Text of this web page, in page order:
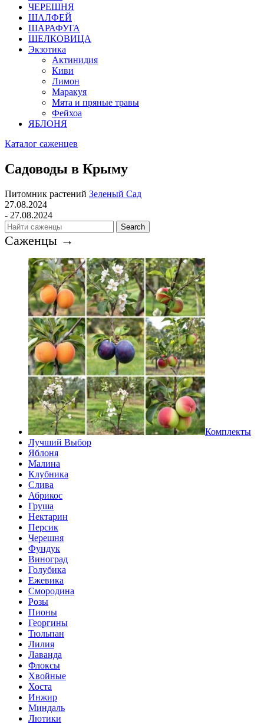
ЧЕРЕШНЯ
ШАЛФЕЙ
ШАРАФУГА
ШЕЛКОВИЦА
Экзотика
Актинидия
Киви
Лимон
Маракуя
Мята и пряные травы
Фейхоа
ЯБЛОНЯ
Каталог саженцев
Садоводы в Крыму
Питомник растений Зеленый Сад
27.08.2024
- 27.08.2024
Search
Саженцы →
Комплекты
Лучший Выбор
Яблоня
Малина
Клубника
Слива
Абрикос
Груша
Нектарин
Персик
Черешня
Фундук
Виноград
Голубика
Ежевика
Смородина
Розы
Пионы
Георгины
Тюльпан
Лилия
Лаванда
Флоксы
Хвойные
Хоста
Инжир
Миндаль
Лютики